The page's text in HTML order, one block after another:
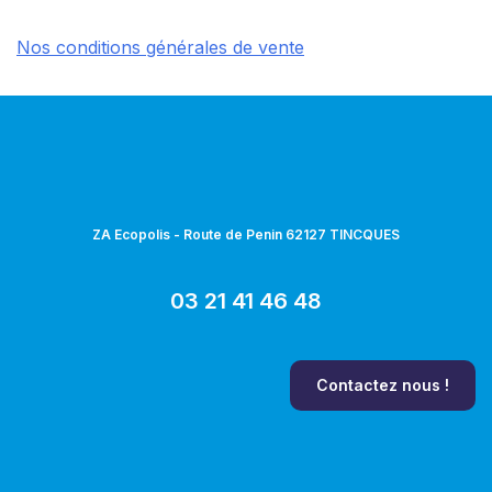
Nos conditions générales de vente
ZA Ecopolis - Route de Penin 62127 TINCQUES
03 21 41 46 48
Contactez nous !